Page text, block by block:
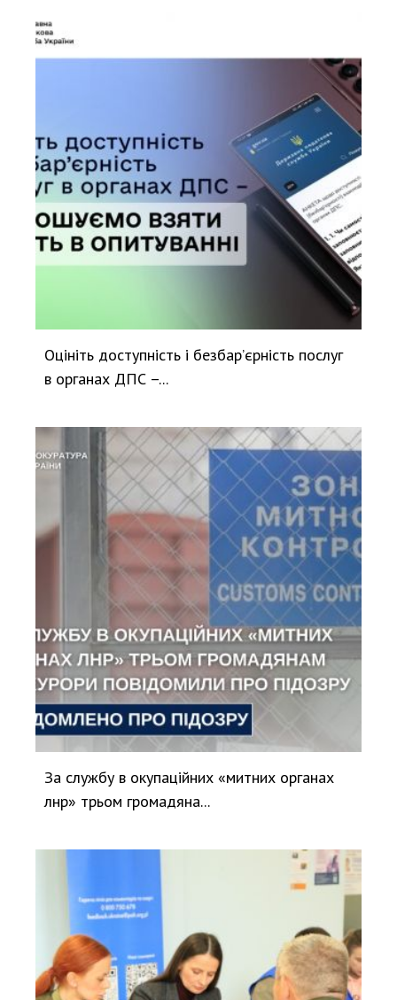
Оцініть доступність і безбар’єрність послуг
в органах ДПС –...
За службу в окупаційних «митних органах
лнр» трьом громадяна...